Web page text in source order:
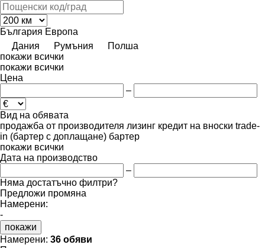
България Европа
Дания
Румъния
Полша
покажи всички
покажи всички
Цена
–
Вид на обявата
продажба от производителя лизинг кредит на вноски trade-
in (бартер с доплащане) бартер
покажи всички
Дата на производство
–
Няма достатъчно филтри?
Предложи промяна
Намерени:
-
покажи
Намерени: 36 обяви